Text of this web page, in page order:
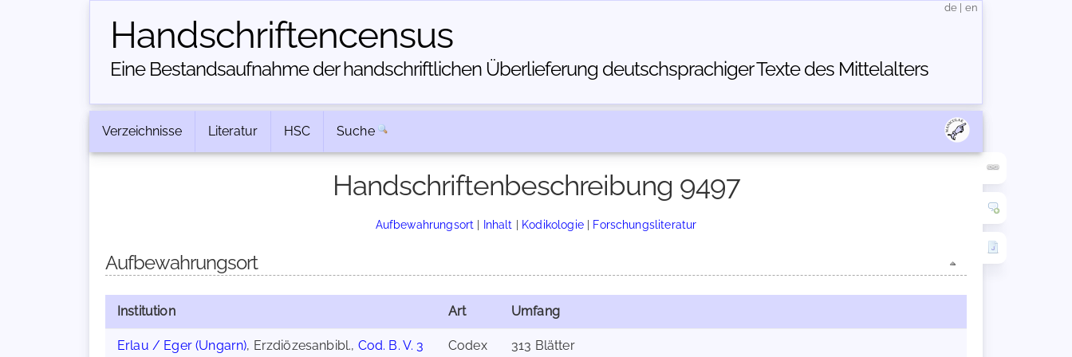
Handschriften­census
Eine Bestandsaufnahme der handschriftlichen Über­lieferung deutschsprachiger Texte des Mittelalters
de en
Verzeichnisse Literatur HSC Suche
Handschriftenbeschreibung 9497
Aufbewahrungsort | Inhalt | Kodikologie| Forschungsliteratur
Aufbewahrungsort
Institution Art Umfang
Erlau / Eger (Ungarn), Erzdiözesanbibl., Cod. B. V. 3 Codex 313 Blätter